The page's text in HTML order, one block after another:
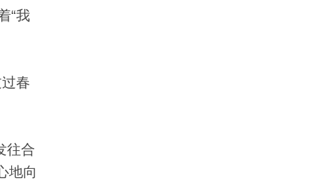
“我
春
往合
地向